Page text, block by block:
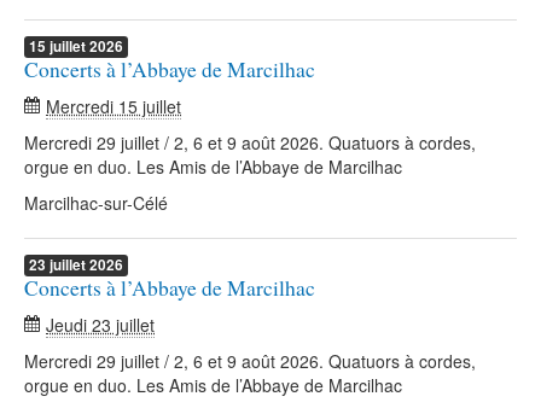
15 juillet2026
Concerts à l’Abbaye de Marcilhac
Mercredi 15 juillet
Mercredi 29 juillet / 2, 6 et 9 août 2026. Quatuors à cordes,
orgue en duo. Les Amis de l’Abbaye de Marcilhac
Marcilhac-sur-Célé
23 juillet2026
Concerts à l’Abbaye de Marcilhac
Jeudi 23 juillet
Mercredi 29 juillet / 2, 6 et 9 août 2026. Quatuors à cordes,
orgue en duo. Les Amis de l’Abbaye de Marcilhac